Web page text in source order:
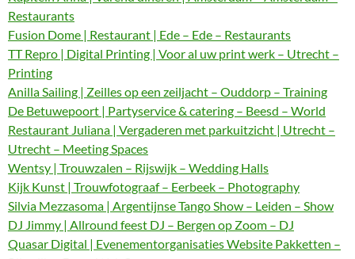
Restaurants
Fusion Dome | Restaurant | Ede – Ede – Restaurants
TT Repro | Digital Printing | Voor al uw print werk – Utrecht –
Printing
Anilla Sailing | Zeilles op een zeiljacht – Ouddorp – Training
De Betuwepoort | Partyservice & catering – Beesd – World
Restaurant Juliana | Vergaderen met parkuitzicht | Utrecht –
Utrecht – Meeting Spaces
Wentsy | Trouwzalen – Rijswijk – Wedding Halls
Kijk Kunst | Trouwfotograaf – Eerbeek – Photography
Silvia Mezzasoma | Argentijnse Tango Show – Leiden – Show
DJ Jimmy | Allround feest DJ – Bergen op Zoom – DJ
Quasar Digital | Evenementorganisaties Website Pakketten –